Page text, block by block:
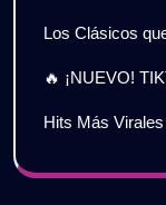
Los Clásicos
🔥 ¡NUEVO!
Hits Más